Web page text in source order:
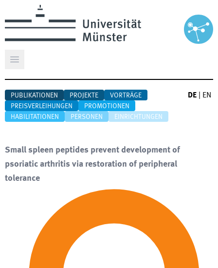
Hauptmenü öffnen
PUBLIKATIONEN PROJEKTE
VORTRÄGE
PREISVERLEIHUNGEN
PROMOTIONEN
HABILITATIONEN
PERSONEN EINRICHTUNGEN
DE EN
Small spleen peptides prevent development of
psoriatic arthritis via restoration of peripheral
tolerance